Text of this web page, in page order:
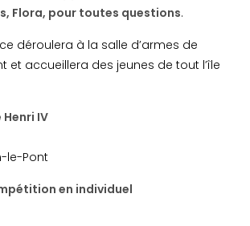
Flora, pour toutes questions.
déroulera à la salle d’armes de
et accueillera des jeunes de tout l’île
IV
le-Pont
en individuel